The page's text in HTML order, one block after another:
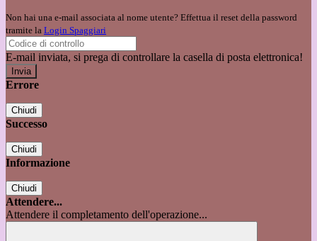
Non hai una e-mail associata al nome utente? Effettua il reset della password
tramite la Login Spaggiari
E-mail inviata, si prega di controllare la casella di posta elettronica!
Errore
Chiudi
Successo
Chiudi
Informazione
Chiudi
Attendere...
Attendere il completamento dell'operazione...